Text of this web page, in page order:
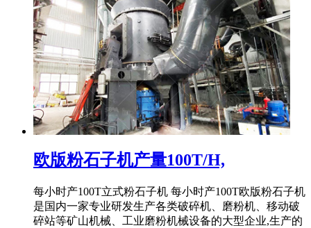
欧版粉石子机产量100T/H,
每小时产100T立式粉石子机 每小时产100T欧版粉石子机
是国内一家专业研发生产各类破碎机、磨粉机、移动破
碎站等矿山机械、工业磨粉机械设备的大型企业,生产的